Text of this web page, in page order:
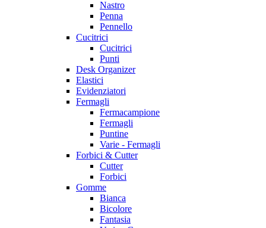
Nastro
Penna
Pennello
Cucitrici
Cucitrici
Punti
Desk Organizer
Elastici
Evidenziatori
Fermagli
Fermacampione
Fermagli
Puntine
Varie - Fermagli
Forbici & Cutter
Cutter
Forbici
Gomme
Bianca
Bicolore
Fantasia